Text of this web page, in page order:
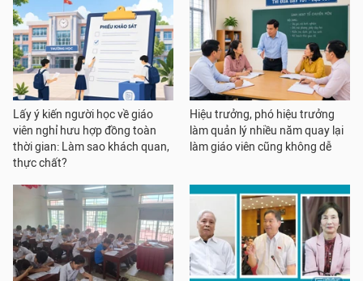
Lấy ý kiến người học về giáo
viên nghỉ hưu hợp đồng toàn
thời gian: Làm sao khách quan,
thực chất?
Hiệu trưởng, phó hiệu trưởng
làm quản lý nhiều năm quay lại
làm giáo viên cũng không dễ